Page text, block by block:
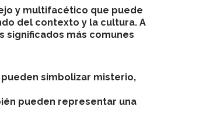
y multifacético que puede
del contexto y la cultura. A
significados más comunes
pueden simbolizar misterio,
pueden representar una